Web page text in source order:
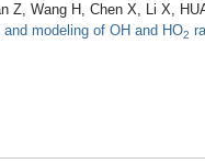
Z, Wang H, Chen X, Li X,
modeling of OH and HO2